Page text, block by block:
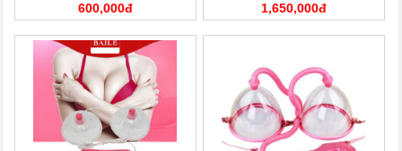
600,000đ 1,650,000đ